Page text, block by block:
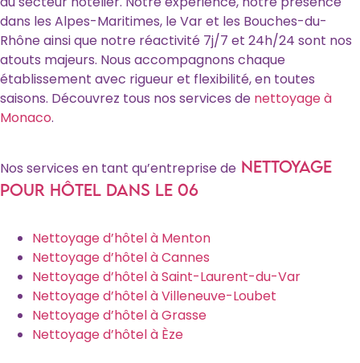
dans les Alpes-Maritimes, le Var et les Bouches-du-
Rhône ainsi que notre réactivité 7j/7 et 24h/24 sont nos
atouts majeurs. Nous accompagnons chaque
établissement avec rigueur et flexibilité, en toutes
saisons. Découvrez tous nos services de nettoyage à
Monaco.
Nos services en tant qu’entreprise de nettoyage
pour hôtel dans le 06
Nettoyage d’hôtel à Menton
Nettoyage d’hôtel à Cannes
Nettoyage d’hôtel à Saint-Laurent-du-Var
Nettoyage d’hôtel à Villeneuve-Loubet
Nettoyage d’hôtel à Grasse
Nettoyage d’hôtel à Èze